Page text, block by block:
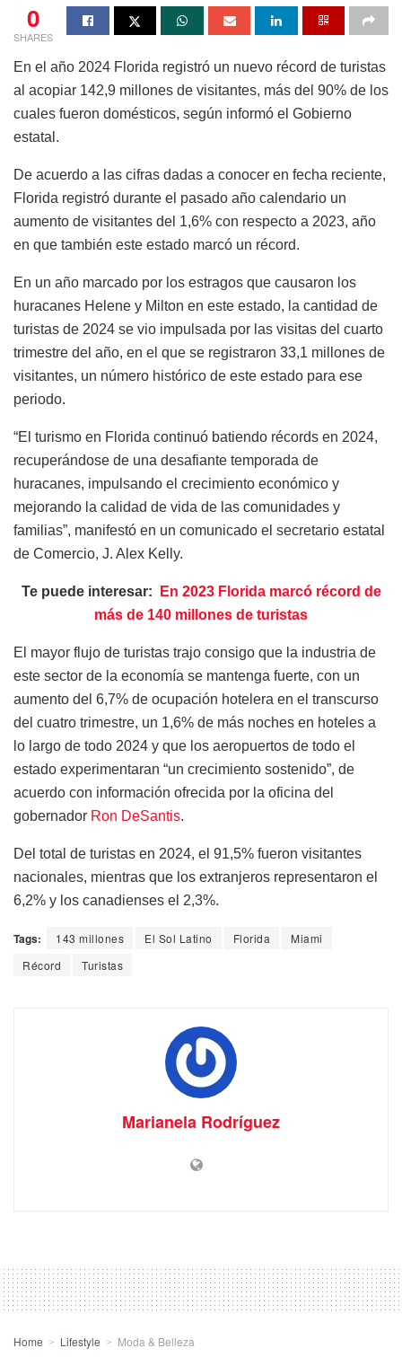
0
SHARES
En el año 2024 Florida registró un nuevo récord de turistas
al acopiar 142,9 millones de visitantes, más del 90% de los
cuales fueron domésticos, según informó el Gobierno
estatal.
De acuerdo a las cifras dadas a conocer en fecha reciente,
Florida registró durante el pasado año calendario un
aumento de visitantes del 1,6% con respecto a 2023, año
en que también este estado marcó un récord.
En un año marcado por los estragos que causaron los
huracanes Helene y Milton en este estado, la cantidad de
turistas de 2024 se vio impulsada por las visitas del cuarto
trimestre del año, en el que se registraron 33,1 millones de
visitantes, un número histórico de este estado para ese
periodo.
“El turismo en Florida continuó batiendo récords en 2024,
recuperándose de una desafiante temporada de
huracanes, impulsando el crecimiento económico y
mejorando la calidad de vida de las comunidades y
familias”, manifestó en un comunicado el secretario estatal
de Comercio, J. Alex Kelly.
Te puede interesar:
En 2023 Florida marcó récord de
más de 140 millones de turistas
El mayor flujo de turistas trajo consigo que la industria de
este sector de la economía se mantenga fuerte, con un
aumento del 6,7% de ocupación hotelera en el transcurso
del cuatro trimestre, un 1,6% de más noches en hoteles a
lo largo de todo 2024 y que los aeropuertos de todo el
estado experimentaran “un crecimiento sostenido”, de
acuerdo con información ofrecida por la oficina del
gobernador Ron DeSantis.
Del total de turistas en 2024, el 91,5% fueron visitantes
nacionales, mientras que los extranjeros representaron el
6,2% y los canadienses el 2,3%.
Tags: 143 millones El Sol Latino Florida
Miami
Récord
Turistas
Marianela Rodríguez
Home Lifestyle Moda & Belleza